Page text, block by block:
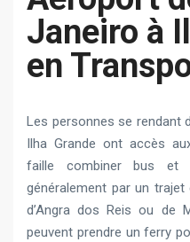
Janeiro à
en
Les personnes se rendant
Ilha Grande ont accès
faille combiner bus et
généralement par un
d’Angra dos Reis ou de
peuvent prendre un ferry